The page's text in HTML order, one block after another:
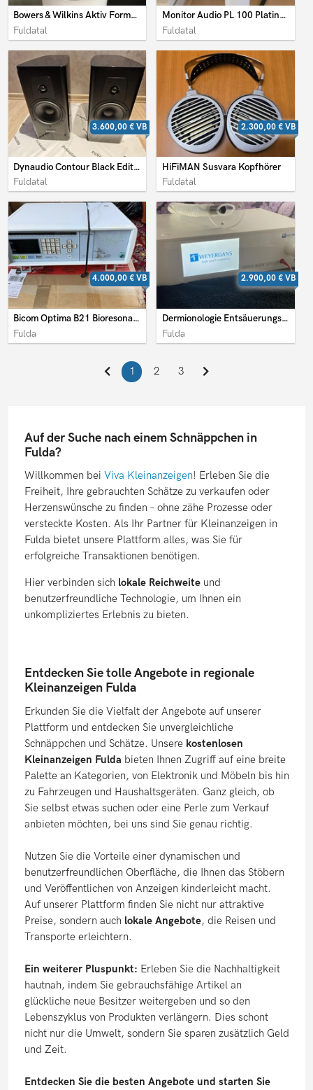
Bowers & Wilkins Aktiv Formation Duo Lautsprecher mit Standfuß
Fuldatal
Monitor Audio PL 100 Platinum
Fuldatal
Dynaudio Contour Black Edition im Top Zustand
Fuldatal
3.600,00 € VB
HiFiMAN Susvara Kopfhörer
Fuldatal
2.300,00 €VB
Bicom Optima B21 Bioresonanz
Fulda
4.000,00 € VB
Dermionologie Entsäuerungsgerät von Weyergans
Fulda
2.900,00 €VB
1 2 3
Auf der Suche nach einem Schnäppchen in
Fulda?
Willkommen bei Viva Kleinanzeigen! Erleben Sie die
Freiheit, Ihre gebrauchten Schätze zu verkaufen oder
Herzenswünsche zu finden – ohne zähe Prozesse oder
versteckte Kosten. Als Ihr Partner für Kleinanzeigen in
Fulda bietet unsere Plattform alles, was Sie für
erfolgreiche Transaktionen benötigen.
Hier verbinden sich lokale Reichweiteund
benutzerfreundliche Technologie, um Ihnen ein
unkompliziertes Erlebnis zu bieten.
Entdecken Sie tolle Angebote in regionale
Kleinanzeigen Fulda
Erkunden Sie die Vielfalt der Angebote auf unserer
Plattform und entdecken Sie unvergleichliche
Schnäppchen und Schätze. Unsere kostenlosen
Kleinanzeigen Fulda bieten Ihnen Zugriff auf eine breite
Palette an Kategorien, von Elektronik und Möbeln bis hin
zu Fahrzeugen und Haushaltsgeräten. Ganz gleich, ob
Sie selbst etwas suchen oder eine Perle zum Verkauf
anbieten möchten, bei uns sind Sie genau richtig.
Nutzen Sie die Vorteile einer dynamischen und
benutzerfreundlichen Oberfläche, die Ihnen das Stöbern
und Veröffentlichen von Anzeigen kinderleicht macht.
Auf unserer Plattform finden Sie nicht nur attraktive
Preise, sondern auch lokale Angebote, die Reisen und
Transporte erleichtern.
Ein weiterer Pluspunkt: Erleben Sie die Nachhaltigkeit
hautnah, indem Sie gebrauchsfähige Artikel an
glückliche neue Besitzer weitergeben und so den
Lebenszyklus von Produkten verlängern. Dies schont
nicht nur die Umwelt, sondern Sie sparen zusätzlich Geld
und Zeit.
Entdecken Sie die besten Angebote und starten Sie